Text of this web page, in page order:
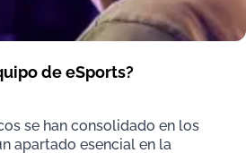
de eSports?
se han consolidado en los
apartado esencial en la